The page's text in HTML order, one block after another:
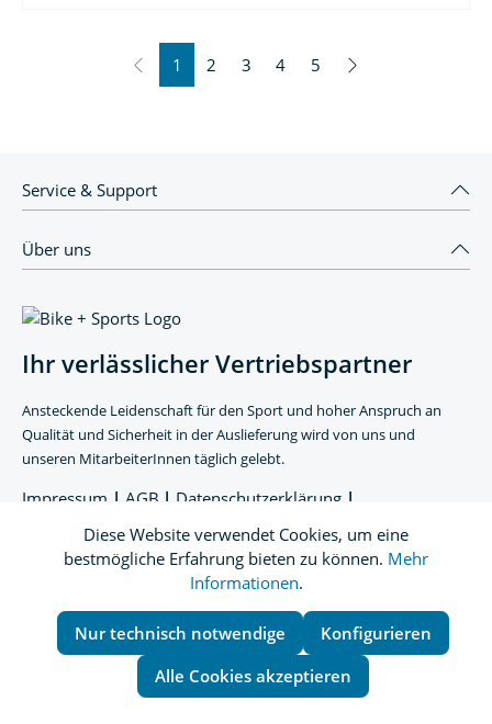
1 2 3 4 5
Service & Support
Über uns
Ihr verlässlicher Vertriebspartner
Ansteckende Leidenschaft für den Sport und hoher Anspruch an
Qualität und Sicherheit in der Auslieferung wird von uns und
unseren MitarbeiterInnen täglich gelebt.
Impressum | AGB | Datenschutzerklärung |
Datenschutzeinstellungen
Diese Website verwendet Cookies, um eine
bestmögliche Erfahrung bieten zu können. Mehr
Informationen.
Nur technisch notwendige
Konfigurieren
Alle Cookies akzeptieren